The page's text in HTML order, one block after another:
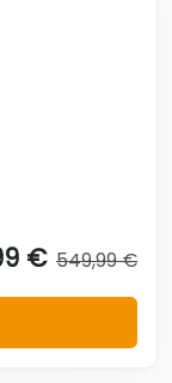
€ 549,99 €